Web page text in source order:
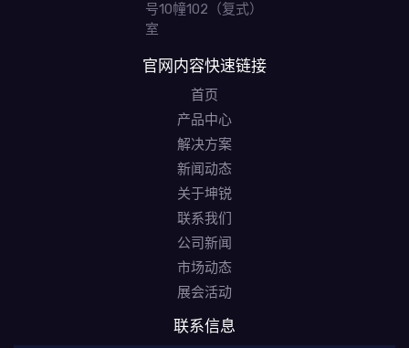
号10幢102（复式）
室
官网内容快速链接
首页
产品中心
解决方案
新闻动态
关于坤锐
联系我们
公司新闻
市场动态
展会活动
联系信息